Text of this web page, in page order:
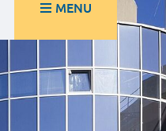
MENU